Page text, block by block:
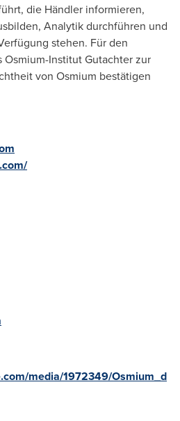
die Händler informieren,
Analytik durchführen und
stehen. Für den
Institut Gutachter zur
von Osmium bestätigen
media/1972349/Osmium_d